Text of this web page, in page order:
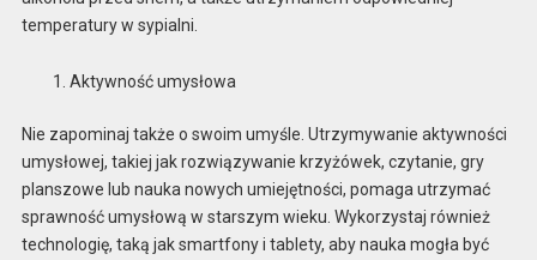
temperatury w sypialni.
Aktywność umysłowa
Nie zapominaj także o swoim umyśle. Utrzymywanie aktywności
umysłowej, takiej jak rozwiązywanie krzyżówek, czytanie, gry
planszowe lub nauka nowych umiejętności, pomaga utrzymać
sprawność umysłową w starszym wieku. Wykorzystaj również
technologię, taką jak smartfony i tablety, aby nauka mogła być